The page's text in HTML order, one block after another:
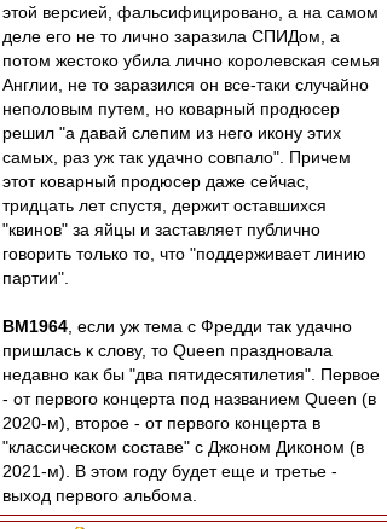
этой версией, фальсифицировано, а на самом
деле его не то лично заразила СПИДом, а
потом жестоко убила лично королевская семья
Англии, не то заразился он все-таки случайно
неполовым путем, но коварный продюсер
решил "а давай слепим из него икону этих
самых, раз уж так удачно совпало". Причем
этот коварный продюсер даже сейчас,
тридцать лет спустя, держит оставшихся
"квинов" за яйцы и заставляет публично
говорить только то, что "поддерживает линию
партии".
BM1964 , если уж тема с Фредди так удачно
пришлась к слову, то Queen праздновала
недавно как бы "два пятидесятилетия". Первое
- от первого концерта под названием Queen (в
2020-м), второе - от первого концерта в
"классическом составе" с Джоном Диконом (в
2021-м). В этом году будет еще и третье -
выход первого альбома.